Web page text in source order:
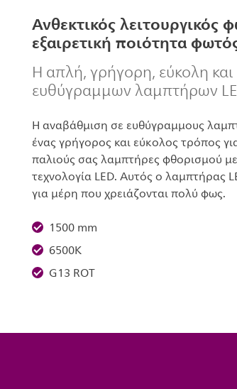
Ανθεκτικός λειτουργικός
εξαιρετική ποιότητα
Η απλή, γρήγορη, εύκολη
ευθύγραμμων λαμπτήρων
Η αναβάθμιση σε ευθύγραμμους
ένας γρήγορος και εύκολος τρόπος
παλιούς σας λαμπτήρες φθορισμού
τεχνολογία LED. Αυτός ο λαμπτήρας
για μέρη που χρειάζονται πολύ φως.
1500 mm
6500K
G13 ROT